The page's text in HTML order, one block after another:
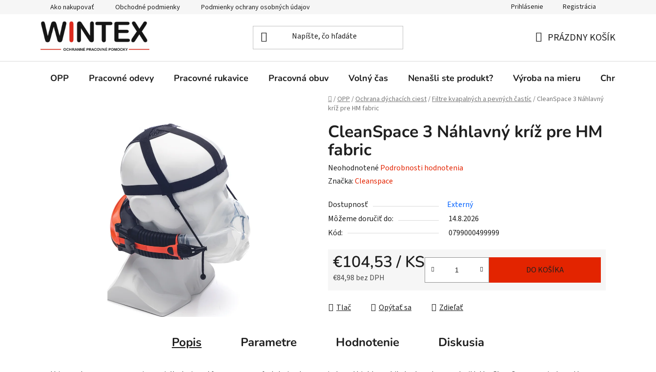
Ako nakupovať Obchodné podmienky Podmienky ochrany osobných údajov Prihlásenie Registrácia
KOŠÍK
PRÁZDNY KOŠÍK
OPP Pracovné odevy Pracovné rukavice Pracovná obuv Volný čas Nenašli ste produkt? Výroba na mieru Chránená
Domov
/OPP/Ochrana dýchacích ciest/Filtre kvapalných a pevných častíc/ CleanSpace 3 Náhlavný
kríž pre HM fabric
CleanSpace 3 Náhlavný kríž pre HM
fabric
Priemerné
hodnotenie
je
0,0
z
hviezdičiek.
Neohodnotené Podrobnosti hodnotenia
Značka:Cleanspace
Dostupnosť
Externý
Môžeme doručiť do:
14.8.2026
Kód:
0799000499999
€104,53/ KS
€84,98 bez DPH
DO KOŠÍKA
Tlač Opýtať sa Zdieľať
Popis Parametre Hodnotenie Diskusia